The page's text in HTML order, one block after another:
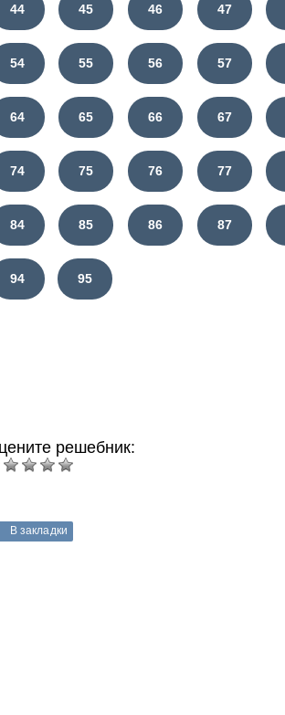
44 45 46 47
54 55 56 57
64 65 66 67
74 75 76 77
84 85 86 87
94 95
решебник:
В закладки